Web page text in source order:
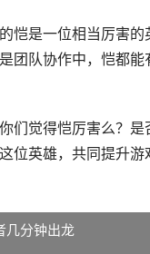
恺是一位相当厉害
团队协作中，恺都
们觉得恺厉害么？
位英雄，共同提升游
几分钟出龙